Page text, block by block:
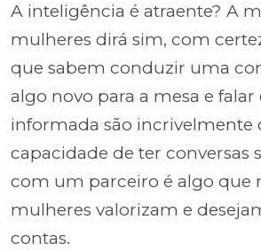
A inteligência é atraente? A
mulheres dirá sim, com
que sabem conduzir uma
algo novo para a mesa e
informada são incrivelmente
capacidade de ter conversas
com um parceiro é algo que
mulheres valorizam e
contas.